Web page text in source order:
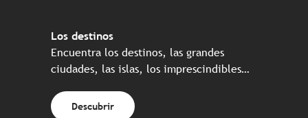
Los destinos
Encuentra los destinos, las grandes
ciudades, las islas, los imprescindibles…
Descubrir